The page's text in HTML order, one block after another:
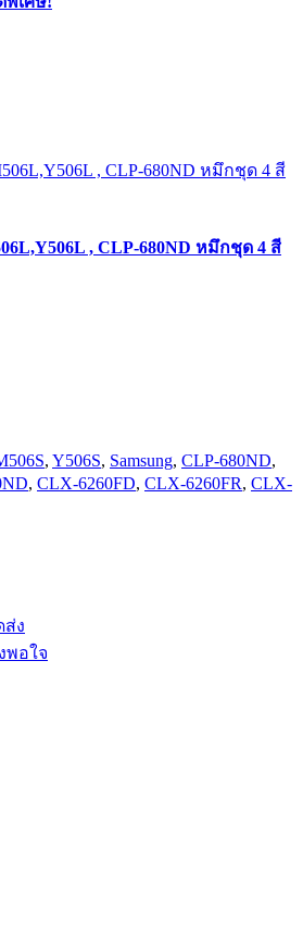
, CLP-680ND หมึกชุด 4 สี
, Y506S, Samsung, CLP-680ND,
, CLX-6260FD, CLX-6260FR, CLX-
ส่ง
พอใจ